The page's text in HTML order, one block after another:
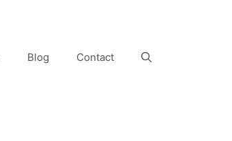
Blog Contact